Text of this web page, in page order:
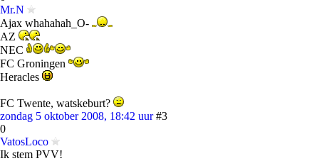
Mr.N
Ajax whahahah_O-
AZ
NEC
FC Groningen
Heracles
FC Twente, watskeburt?
zondag 5 oktober 2008, 18:42 uur #3
0
VatosLoco
Ik stem PVV!